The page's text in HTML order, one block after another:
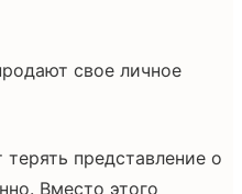
свое личное
представление о
Вместо этого